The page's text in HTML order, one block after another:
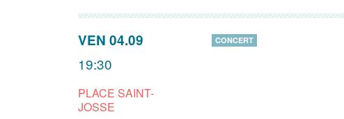
VEN 04.09
19:30
PLACE SAINT-
JOSSE
CONCERT